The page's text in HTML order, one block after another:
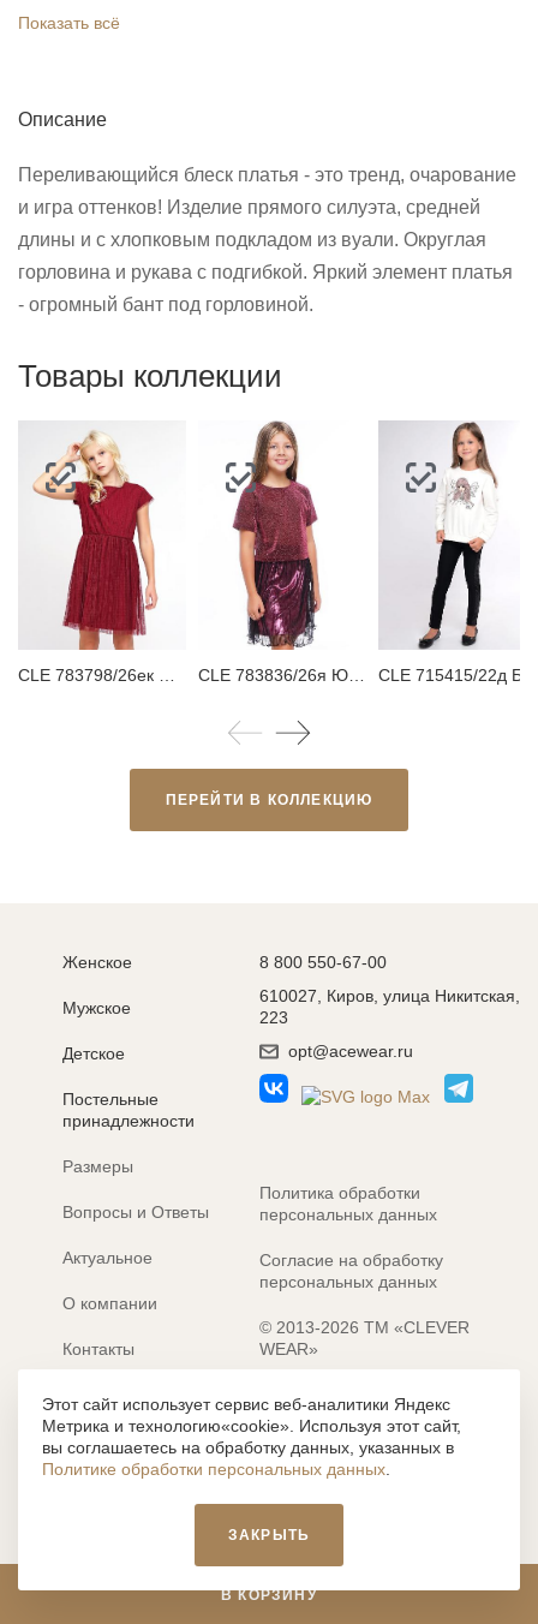
В КОРЗИНУ
Показать всё
Описание
Переливающийся блеск платья - это тренд, очарование
и игра оттенков! Изделие прямого силуэта, средней
длины и с хлопковым подкладом из вуали. Округлая
горловина и рукава с подгибкой. Яркий элемент платья
- огромный бант под горловиной.
Товары коллекции
ПЕРЕЙТИ В КОЛЛЕКЦИЮ
Женское
Мужское
Детское
Постельные
принадлежности
Размеры
Вопросы и Ответы
Актуальное
О компании
Контакты
Электронные каталоги
8 800 550-67-00
610027, Киров, улица Никитская,
223
opt@acewear.ru
Политика обработки
персональных данных
Согласие на обработку
персональных данных
© 2013-2026 ТМ «CLEVER
WEAR»
Разработка сайта: MACHAON
Все содержание, представленное или отраженное на сайте
https://clever-style.ru, включая, но не ограничиваясь, текстом,
графикой, фотографиями, иллюстрациями и т.д., являются
объектами авторского права, использование которых, без
письменного разрешения администрации и без активной
влечет наложение ответственности с действующим
законодательством РФ.
Этот сайт использует сервис веб-аналитики Яндекс
Метрика и технологию«cookie». Используя этот сайт,
вы соглашаетесь на обработку данных, указанных в
Политике обработки персональных данных
ЗАКРЫТЬ